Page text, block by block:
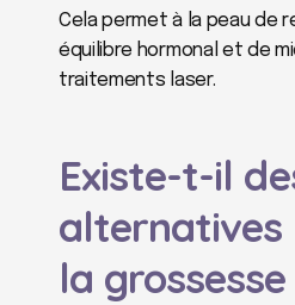
Cela permet à la peau de
équilibre hormonal et de
traitements laser.
Existe-t-il
alternatives
la grossesse